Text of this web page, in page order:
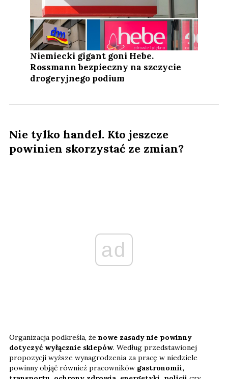
Niemiecki gigant goni Hebe.
Rossmann bezpieczny na szczycie
drogeryjnego podium
Nie tylko handel. Kto jeszcze
powinien skorzystać ze zmian?
ad
Organizacja podkreśla, że nowe zasady nie powinny
dotyczyć wyłącznie sklepów. Według przedstawionej
propozycji wyższe wynagrodzenia za pracę w niedziele
powinny objąć również pracowników gastronomii,